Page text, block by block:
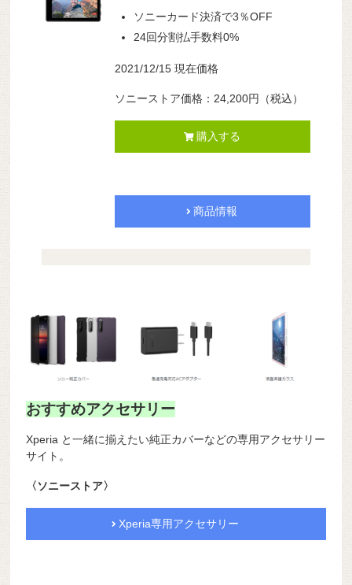
ソニーカード決済で3％OFF
24回分割払手数料0%
2021/12/15 現在価格
ソニーストア価格：24,200円（税込）
購入する
商品情報
おすすめアクセサリー
Xperia と一緒に揃えたい純正カバーなどの専用アクセサリー
サイト。
〈ソニーストア〉
Xperia専用アクセサリー